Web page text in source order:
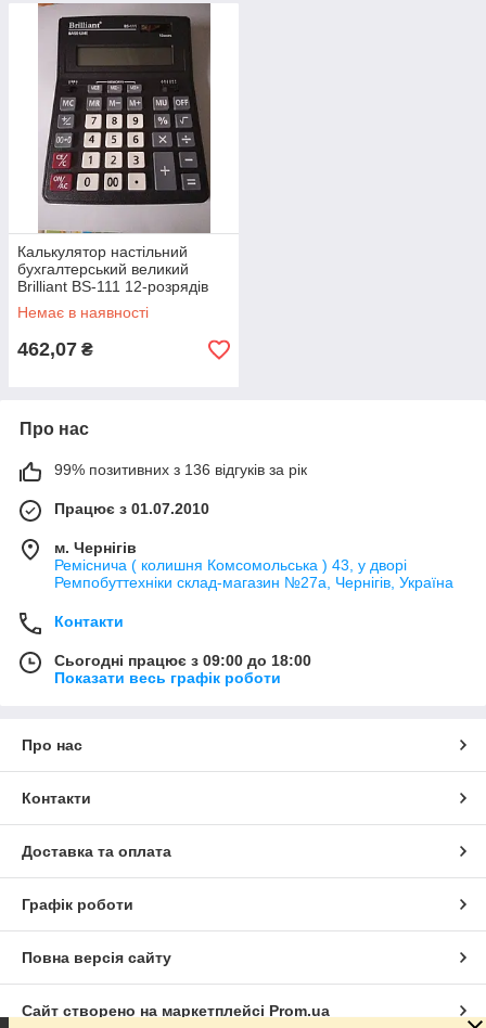
Калькулятор настільний
бухгалтерський великий
Brilliant BS-111 12-розрядів
155*205 мм
Немає в наявності
462,07 ₴
Про нас
99% позитивних з 136 відгуків за рік
Працює з 01.07.2010
м. Чернігів
Реміснича ( колишня Комсомольська ) 43, у дворі
Ремпобуттехніки склад-магазин №27a, Чернігів, Україна
Контакти
Сьогодні працює з 09:00 до 18:00
Показати весь графік роботи
Про нас
Контакти
Доставка та оплата
Графік роботи
Повна версія сайту
Сайт створено на маркетплейсі Prom.ua